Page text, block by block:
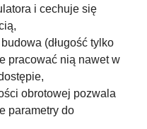
i cechuje się
(długość tylko
pracować nią nawet w
obrotowej pozwala
parametry do